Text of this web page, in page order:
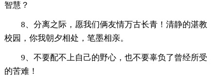
智慧？
8、分离之际，愿我们俩友情万古长青！清静的湛教
校园，你我朝夕相处，笔墨相亲。
9、不要配不上自己的野心，也不要辜负了曾经所受
的苦难！